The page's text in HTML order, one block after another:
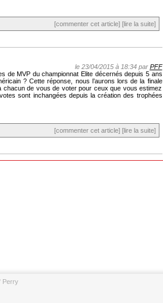
[commenter cet article] [lire la suite]
le 23/04/2015 à 18:34 par PFF
de MVP du championnat Elite décernés depuis 5 ans
? Cette réponse, nous l’aurons lors de la finale
chacun de vous de voter pour ceux que vous estimez
sont inchangées depuis la création des trophées
[commenter cet article] [lire la suite]
Perry